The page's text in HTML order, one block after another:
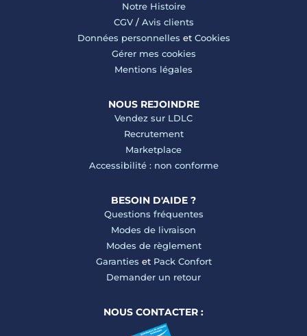
Notre Histoire
CGV/ Avis clients
Données personnelles et Cookies
Gérer mes cookies
Mentions légales
NOUS REJOINDRE
Vendez sur LDLC
Recrutement
Marketplace
Accessibilité : non conforme
BESOIN D'AIDE ?
Questions fréquentes
Modes de livraison
Modes de règlement
Garanties et Pack Confort
Demander un retour
NOUS CONTACTER :